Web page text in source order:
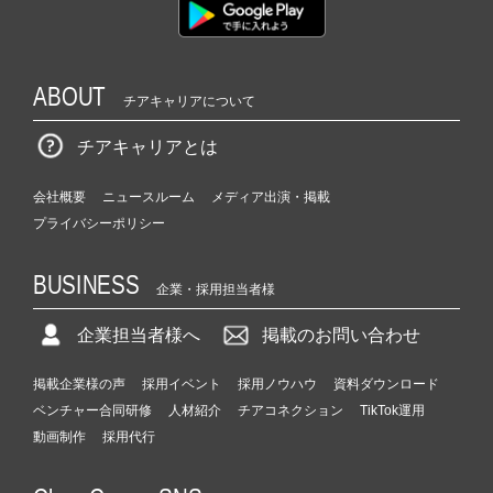
ャ
ー・
企
か
ス
が
届
く
活
サ
ABOUT チアキャリアについて
チアキャリアとは
会社概要 ニュースルーム
メディア出演・掲載
プライバシーポリシー
BUSINESS 企業・採用担当者様
企業担当者様へ 掲載のお問い合わせ
掲載企業様の声 採用イベント 採用ノウハウ
資料ダウンロード
ベンチャー合同研修
人材紹介 チアコネクション
TikTok運用
動画制作
採用代行